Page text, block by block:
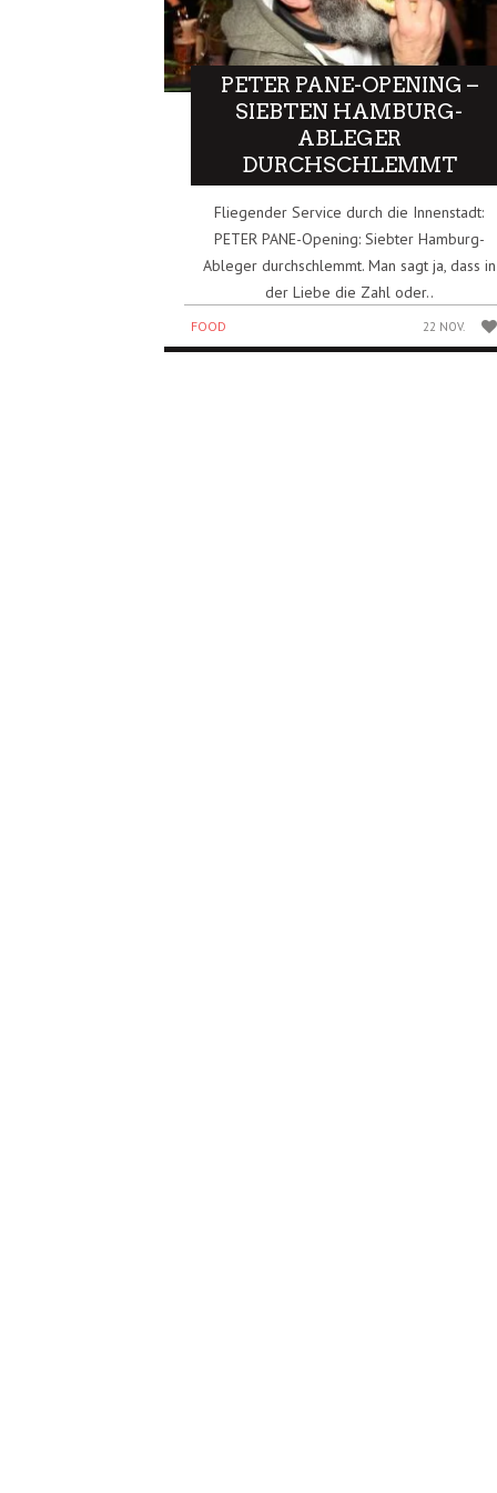
PETER PANE-OPENING –
SIEBTEN HAMBURG-
ABLEGER
DURCHSCHLEMMT
Fliegender Service durch die Innenstadt:
PETER PANE-Opening: Siebter Hamburg-
Ableger durchschlemmt. Man sagt ja, dass in
der Liebe die Zahl oder..
FOOD 22 NOV.